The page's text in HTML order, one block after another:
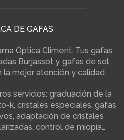
DE GAFAS
Óptica Climent. Tus gafas
Burjassot y gafas de sol
la mejor atención y calidad.
servicios: graduación de la
k, cristales especiales, gafas
adaptación de cristales
control de miopia…